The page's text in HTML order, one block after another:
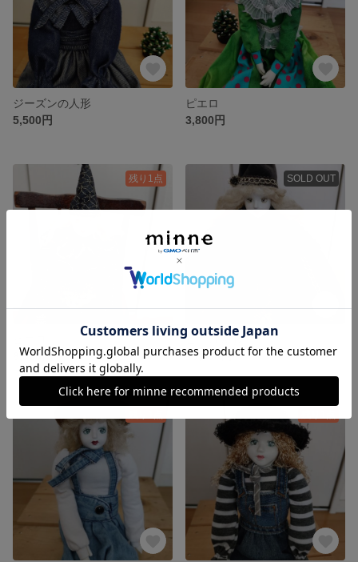
ジーズンの人形
5,500円
ピエロ
3,800円
残り1点
6,500円
SOLD OUT
ピエロ人形
10,000円